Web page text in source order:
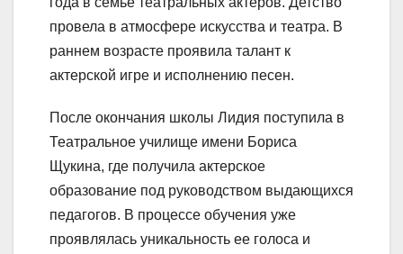
провела в атмосфере искусства и театра. В
раннем возрасте проявила талант к
актерской игре и исполнению песен.
После окончания школы Лидия поступила в
Театральное училище имени Бориса
Щукина, где получила актерское
образование под руководством выдающихся
педагогов. В процессе обучения уже
проявлялась уникальность ее голоса и